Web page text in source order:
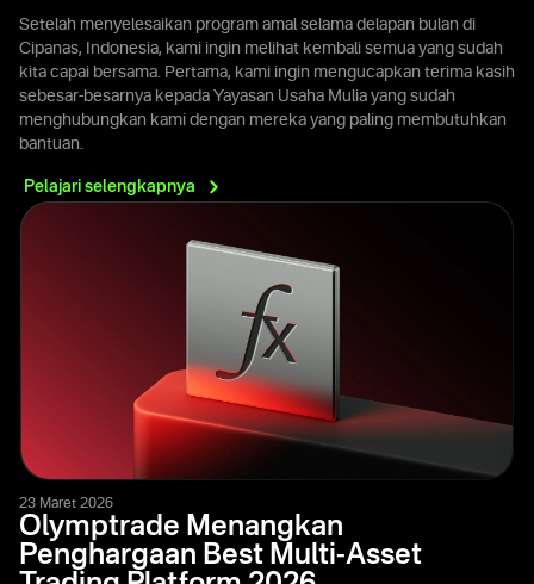
Setelah menyelesaikan program amal selama delapan bulan di
Cipanas, Indonesia, kami ingin melihat kembali semua yang sudah
kita capai bersama. Pertama, kami ingin mengucapkan terima kasih
sebesar-besarnya kepada Yayasan Usaha Mulia yang sudah
menghubungkan kami dengan mereka yang paling membutuhkan
bantuan.
Pelajari selengkapnya
23 Maret 2026
Olymptrade Menangkan
Penghargaan Best Multi-Asset